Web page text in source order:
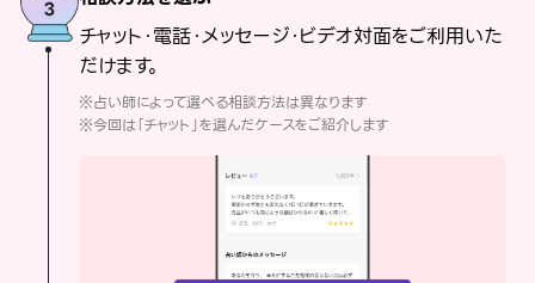
チャット・電話・メッセージ・ビデオ対面をご利用いた
だけます。
※占い師によって選べる相談方法は異なります
※今回は「チャット」を選んだケースをご紹介します